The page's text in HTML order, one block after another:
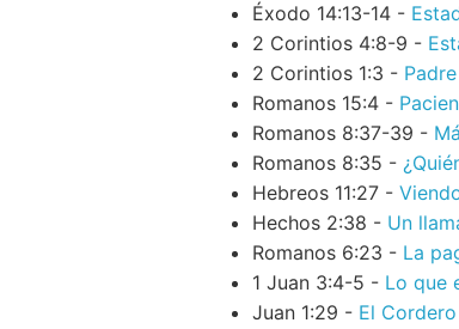
Éxodo 14:13-14 -
2 Corintios 4:8-9 -
2 Corintios 1:3 -
Romanos 15:4 -
Romanos 8:37-39 -
Romanos 8:35 -
Hebreos 11:27 -
Hechos 2:38 - Un
Romanos 6:23 - La
1 Juan 3:4-5 - Lo que
Juan 1:29 - El